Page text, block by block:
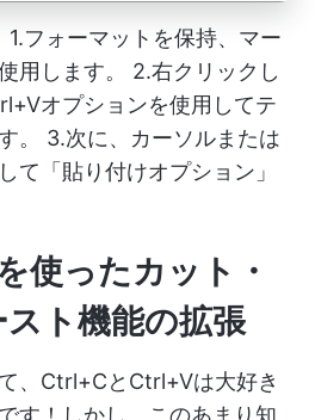
1.フォーマットを保持、マー
用します。 2.右クリックし
オプションを使用してテ
。 3.次に、カーソルまたは
て「貼り付けオプション」
使ったカット・
ト機能の拡張
、Ctrl+CとCtrl+Vは大好き
す！しかし、このあまり知